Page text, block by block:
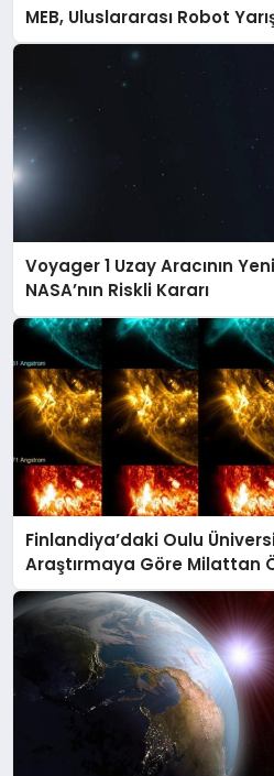
MEB, Uluslararası Robot
Voyager 1 Uzay Aracının
NASA’nın Riskli Kararı
Finlandiya’daki Oulu
Araştırmaya Göre Milattan
Büyük Bir Jeomanyetik